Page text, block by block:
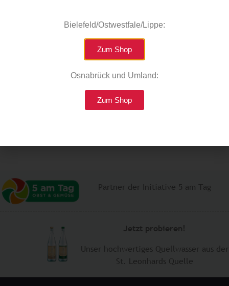
Süßrahmbutter 250g
Lieferzeit: ca. 2-3 Werktage
Frische Milch 1l 3,5%
Enthält 7% MwSt.
zzgl.
Partner der Initiative 5 am Tag
Jetzt probieren!
Unser hochwertiges Quellwasser aus der
​St. Leonhards Quelle
Bielefeld/Ostwestfale/Lippe:
Zum Shop
Osnabrück und Umland:
Zum Shop